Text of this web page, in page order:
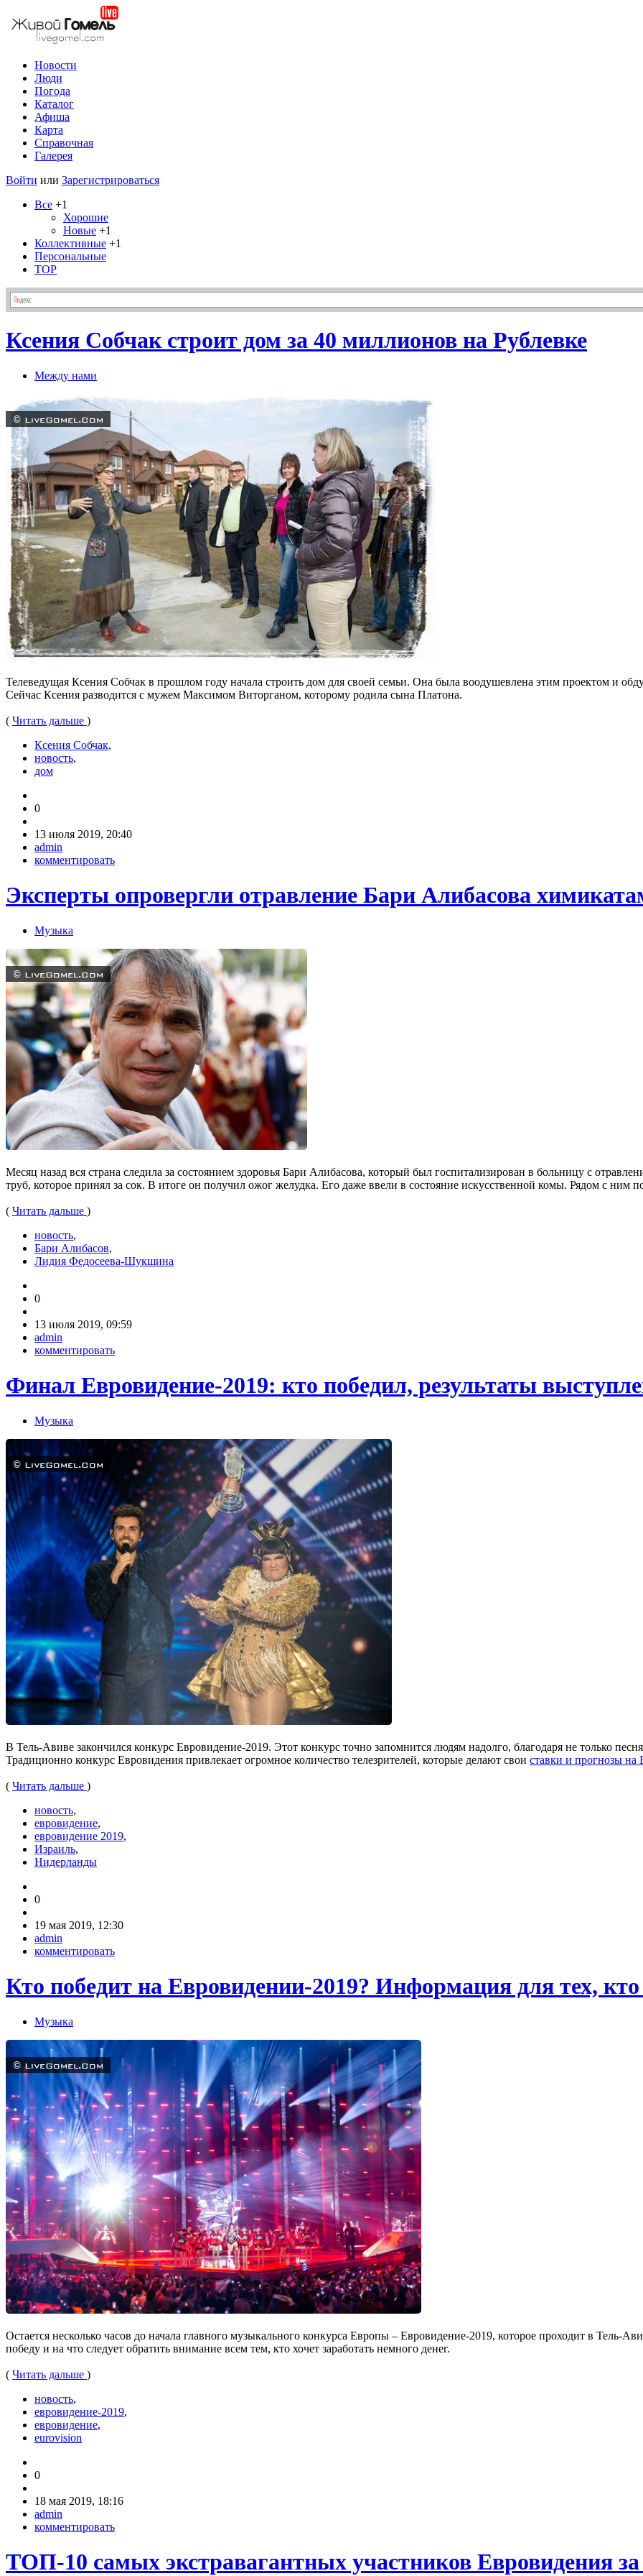
Новости
Люди
Погода
Каталог
Афиша
Карта
Справочная
Галерея
Войти или Зарегистрироваться
Все +1
Хорошие
Новые +1
Коллективные +1
Персональные
TOP
Ксения Собчак строит дом за 40 миллионов на Рублевке
Между нами
Телеведущая Ксения Собчак в прошлом году начала строить дом для своей семьи. Она была воодушевлена этим проектом и
Сейчас Ксения разводится с мужем Максимом Виторганом, которому родила сына Платона.
( Читать дальше )
Ксения Собчак,
новость,
дом
0
13 июля 2019, 20:40
admin
комментировать
Эксперты опровергли отравление Бари Алибасова
Музыка
Месяц назад вся страна следила за состоянием здоровья Бари Алибасова, который был госпитализирован в больницу с
труб, которое принял за сок. В итоге он получил ожог желудка. Его даже ввели в состояние искусственной комы. Рядом с
( Читать дальше )
новость,
Бари Алибасов,
Лидия Федосеева-Шукшина
0
13 июля 2019, 09:59
admin
комментировать
Финал Евровидение-2019: кто победил, результаты
Музыка
В Тель-Авиве закончился конкурс Евровидение-2019. Этот конкурс точно запомнится людям надолго, благодаря не только
Традиционно конкурс Евровидения привлекает огромное количество телезрителей, которые делают свои ставки и прогнозы на
( Читать дальше )
новость,
евровидение,
евровидение 2019,
Израиль,
Нидерланды
0
19 мая 2019, 12:30
admin
комментировать
Кто победит на Евровидении-2019? Информация для тех, кто
Музыка
Остается несколько часов до начала главного музыкального конкурса Европы – Евровидение-2019, которое проходит в Тель-
победу и на что следует обратить внимание всем тем, кто хочет заработать немного денег.
( Читать дальше )
новость,
евровидение-2019,
евровидение,
eurovision
0
18 мая 2019, 18:16
admin
комментировать
ТОП-10 самых экстравагантных участников Евровидения